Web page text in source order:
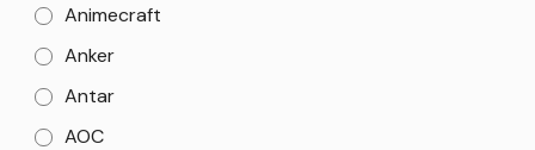
Animecraft
Anker
Antar
AOC